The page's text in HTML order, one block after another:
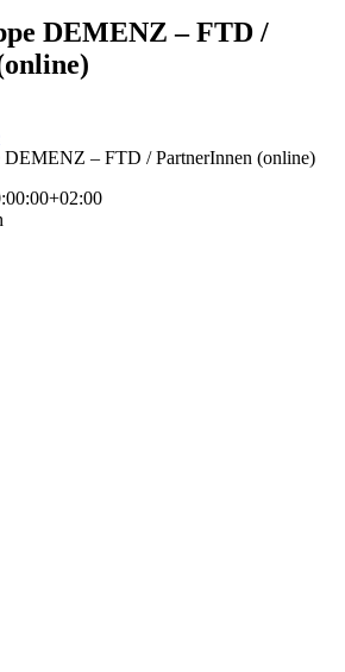
DEMENZ – FTD /
DEMENZ – FTD / PartnerInnen (online)